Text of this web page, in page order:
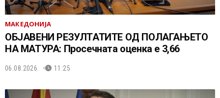
МАКЕДОНИЈА
ОБЈАВЕНИ РЕЗУЛТАТИТЕ ОД ПОЛАГАЊЕТО
НА МАТУРА: Просечната оценка е 3,66
06.08.2026. 11:25